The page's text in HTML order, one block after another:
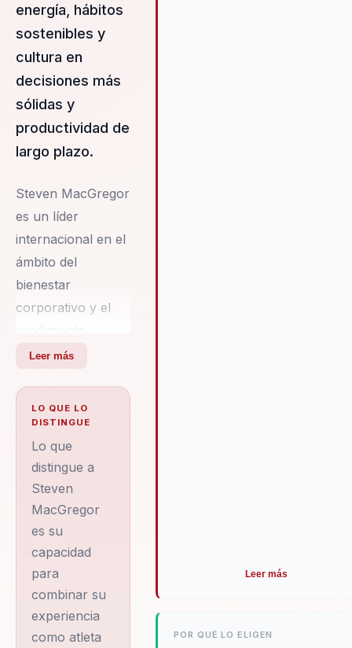
energía, hábitos
sostenibles y
cultura en
decisiones más
sólidas y
productividad de
largo plazo.
Steven MacGregor
es un líder
internacional en el
ámbito del
bienestar
corporativo y el
organizacional,
trayectoria que lo
ha posicionado
como una
autoridad en su
campo. Con una
sólida formación
académica en
Design Thinking de
la Universidad de
Strathclyde y
experiencia en
Leer más
LO QUE LO
DISTINGUE
Lo que
distingue a
Steven
MacGregor
es su
capacidad
para
combinar su
experiencia
como atleta
Leer más
POR QUÉ LO ELIGEN